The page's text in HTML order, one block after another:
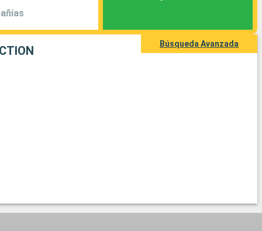
Búsqueda Avanzada